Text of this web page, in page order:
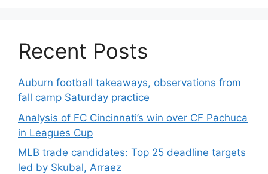
Recent Posts
Auburn football takeaways, observations from
fall camp Saturday practice
Analysis of FC Cincinnati’s win over CF Pachuca
in Leagues Cup
MLB trade candidates: Top 25 deadline targets
led by Skubal, Arraez